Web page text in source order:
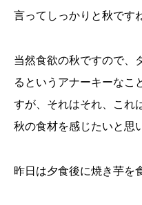
言ってしっかりと秋です
当然食欲の秋ですので、
るというアナーキーなこ
すが、それはそれ、これ
秋の食材を感じたいと思
昨日は夕食後に焼き芋を